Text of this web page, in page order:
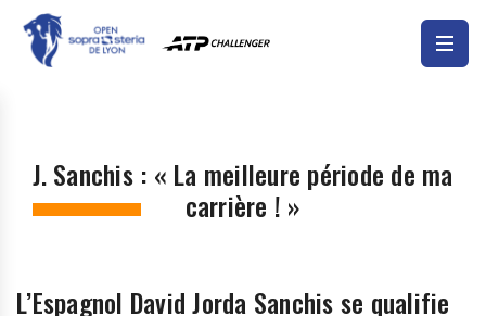
J. Sanchis : « La meilleure période de ma
carrière ! »
L’Espagnol David Jorda Sanchis se qualifie